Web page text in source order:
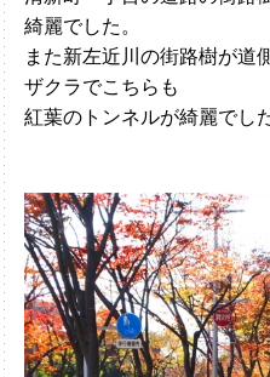
綺麗でした。
また新左近川の街路樹が道
ザクラでこちらも
紅葉のトンネルが綺麗でし